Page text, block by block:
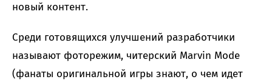
новый контент.
Среди готовящихся улучшений разработчики
называют фоторежим, читерский Marvin Mode
(фанаты оригинальной игры знают, о чем идет